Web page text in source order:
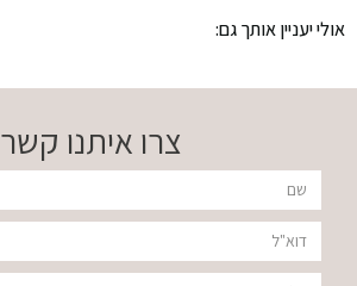
אולי יעניין אותך גם:
צרו איתנו קשר
שם
דוא"ל